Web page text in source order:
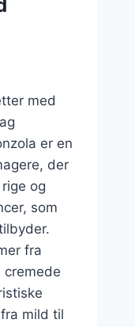
med
er en
der
og
som
fra
cremede
mild til